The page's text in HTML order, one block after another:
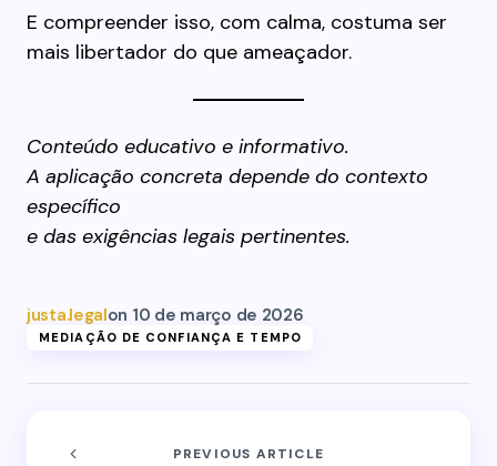
E compreender isso, com calma, costuma ser
mais libertador do que ameaçador.
Conteúdo educativo e informativo.
A aplicação concreta depende do contexto
específico
e das exigências legais pertinentes.
justa.legalon 10 de março de 2026
MEDIAÇÃO DE CONFIANÇA E TEMPO
PREVIOUS ARTICLE